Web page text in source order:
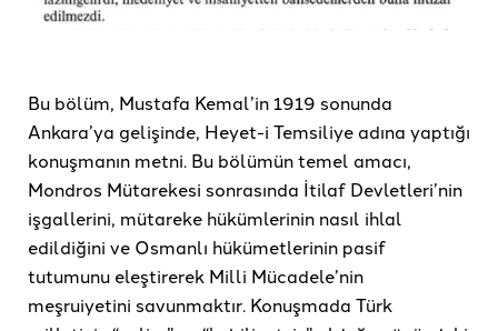
Bu bölüm, Mustafa Kemal’in 1919 sonunda
Ankara’ya gelişinde, Heyet-i Temsiliye adına yaptığı
konuşmanın metni. Bu bölümün temel amacı,
Mondros Mütarekesi sonrasında İtilaf Devletleri’nin
işgallerini, mütareke hükümlerinin nasıl ihlal
edildiğini ve Osmanlı hükümetlerinin pasif
tutumunu eleştirerek Milli Mücadele’nin
meşruiyetini savunmaktır. Konuşmada Türk